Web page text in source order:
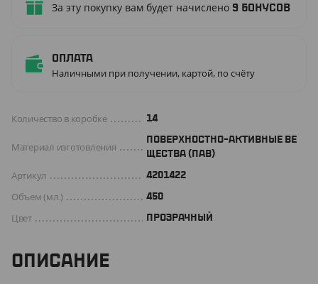
За эту покупку вам будет начислено 9 бонусов
Оплата
Наличными при получении, картой, по счёту
Количество в коробке 14
Материал изготовления
ПОВЕРХНОСТНО-АКТИВНЫЕ ВЕ
ЩЕСТВА (ПАВ)
Артикул 4201422
Объем (мл.) 450
Цвет ПРОЗРАЧНЫЙ
ОПИСАНИЕ